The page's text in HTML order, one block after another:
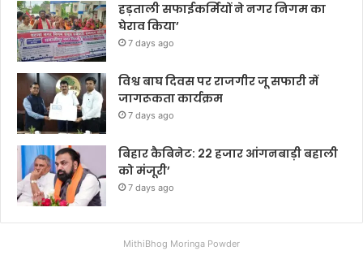
हड़ताली सफाईकर्मियों ने नगर निगम का
घेराव किया’
7 days ago
विश्व बाघ दिवस पर राजगीर जू सफारी में
जागरूकता कार्यक्रम
7 days ago
बिहार कैबिनेट: 22 हजार आंगनबाड़ी बहाली
को मंजूरी’
7 days ago
MithiBhog Moringa Powder